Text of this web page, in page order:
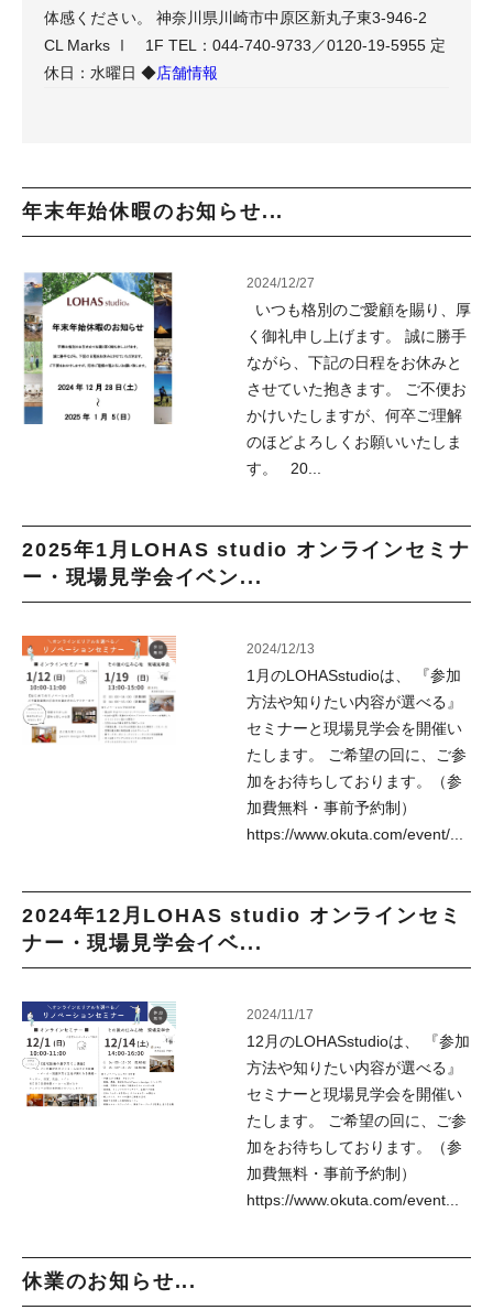
体感ください。 神奈川県川崎市中原区新丸子東3-946-2
CL Marks Ⅰ 1F TEL：044-740-9733／0120-19-5955 定
休日：水曜日 ◆店舗情報
年末年始休暇のお知らせ...
2024/12/27
いつも格別のご愛顧を賜り、厚
く御礼申し上げます。 誠に勝手
ながら、下記の日程をお休みと
させていた抱きます。 ご不便お
かけいたしますが、何卒ご理解
のほどよろしくお願いいたしま
す。 20...
2025年1月LOHAS studio オンラインセミナ
ー・現場見学会イベン...
2024/12/13
1月のLOHASstudioは、 『参加
方法や知りたい内容が選べる』
セミナーと現場見学会を開催い
たします。 ご希望の回に、ご参
加をお待ちしております。（参
加費無料・事前予約制）
https://www.okuta.com/event/...
2024年12月LOHAS studio オンラインセミ
ナー・現場見学会イベ...
2024/11/17
12月のLOHASstudioは、 『参加
方法や知りたい内容が選べる』
セミナーと現場見学会を開催い
たします。 ご希望の回に、ご参
加をお待ちしております。（参
加費無料・事前予約制）
https://www.okuta.com/event...
休業のお知らせ...